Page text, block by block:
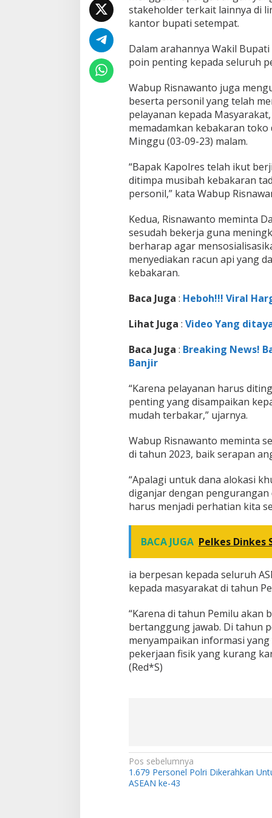
stakeholder terkait lainnya di
kantor bupati setempat.
Dalam arahannya Wakil
poin penting kepada seluruh
Wabup Risnawanto juga
beserta personil yang telah
pelayanan kepada
memadamkan kebakaran
Minggu (03-09-23) malam.
“Bapak Kapolres telah ikut
ditimpa musibah kebakaran
personil,” kata Wabup
Kedua, Risnawanto meminta
sesudah bekerja guna
berharap agar
menyediakan racun api yang
kebakaran.
Baca Juga : Heboh!!! Viral
Lihat Juga : Video Yang
Baca Juga : Breaking News!
Banjir
“Karena pelayanan harus
penting yang disampaikan
mudah terbakar,” ujarnya.
Wabup Risnawanto meminta
di tahun 2023, baik serapan
“Apalagi untuk dana alokasi
diganjar dengan
harus menjadi perhatian kita
BACA JUGA Pelkes Dinkes
ia berpesan kepada seluruh
kepada masyarakat di tahun
“Karena di tahun Pemilu
bertanggung jawab. Di tahun
menyampaikan informasi
pekerjaan fisik yang kurang
(Red*S)
N
a
Pos sebelumnya
1.679 Personel Polri Dikerahkan
ASEAN ke-43